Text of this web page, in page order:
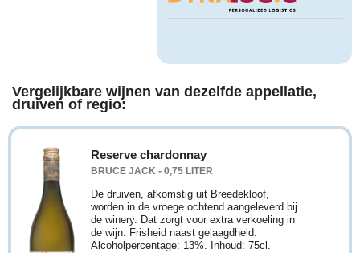
Vergelijkbare wijnen van dezelfde appellatie,
druiven of regio:
Reserve chardonnay
BRUCE JACK - 0,75 LITER
De druiven, afkomstig uit Breedekloof,
worden in de vroege ochtend aangeleverd bij
de winery. Dat zorgt voor extra verkoeling in
de wijn. Frisheid naast gelaagdheid.
Alcoholpercentage: 13%. Inhoud: 75cl.